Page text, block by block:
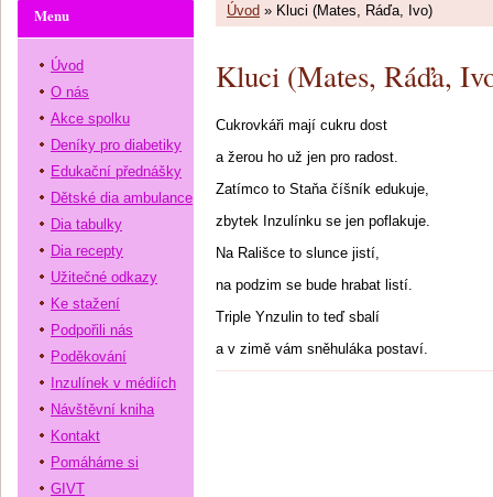
Úvod » Kluci (Mates, Ráďa, Ivo)
Kluci (Mates, Ráďa,
Cukrovkáři mají cukru dost
a žerou ho už jen pro radost.
Zatímco to Staňa číšník edukuje,
zbytek Inzulínku se jen poflakuje.
Na Rališce to slunce jistí,
na podzim se bude hrabat listí.
Triple Ynzulin to teď sbalí
a v zimě vám sněhuláka postaví.
Menu
Úvod
O nás
Akce spolku
Deníky pro diabetiky
Edukační přednášky
Dětské dia ambulance
Dia tabulky
Dia recepty
Užitečné odkazy
Ke stažení
Podpořili nás
Poděkování
Inzulínek v médiích
Návštěvní kniha
Kontakt
Pomáháme si
GIVT